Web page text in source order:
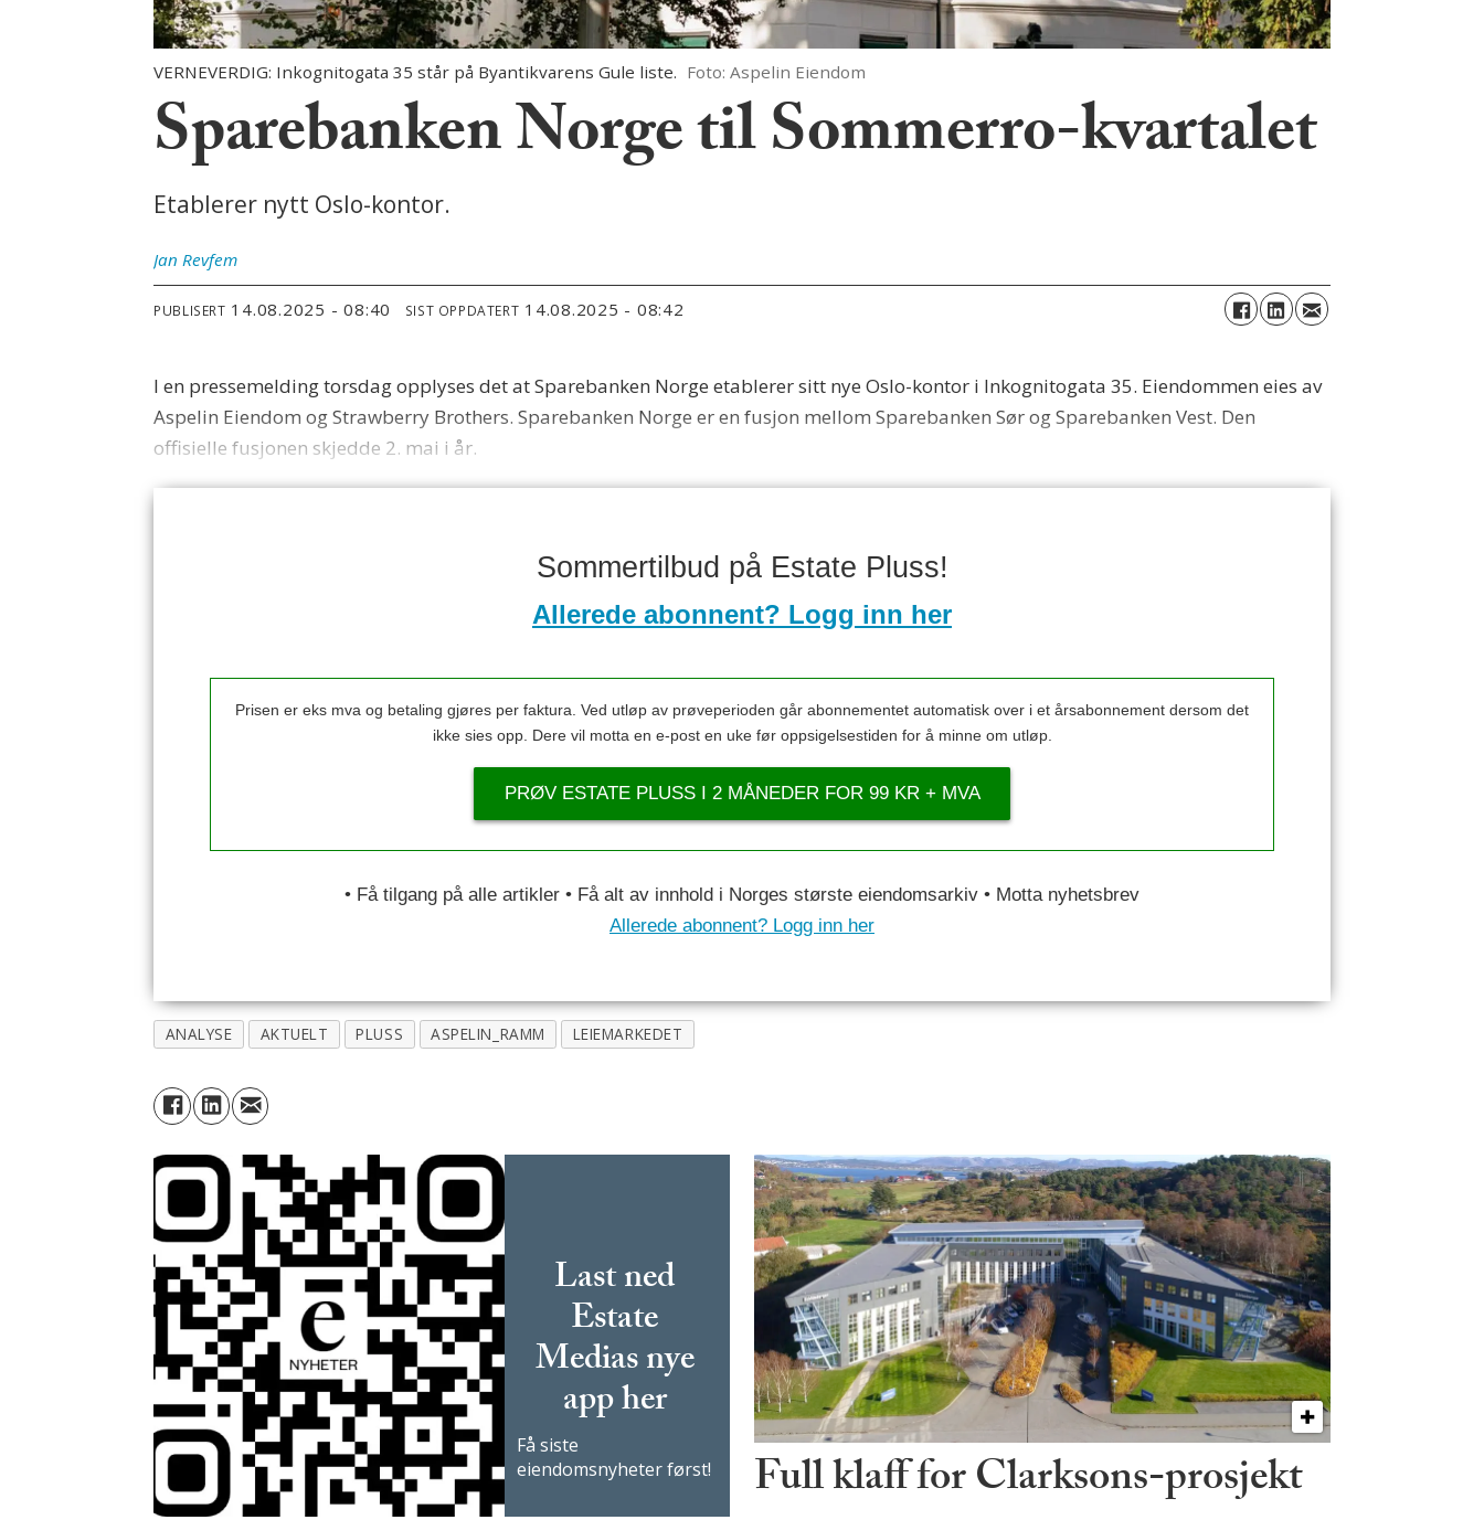
VERNEVERDIG: Inkognitogata 35 står på Byantikvarens Gule liste. Foto: Aspelin Eiendom
Sparebanken Norge til Sommerro-kvartalet
Etablerer nytt Oslo-kontor.
Jan Revfem
PUBLISERT 14.08.2025 - 08:40 SIST OPPDATERT 14.08.2025 - 08:42
I en pressemelding torsdag opplyses det at Sparebanken Norge etablerer sitt nye Oslo-kontor i Inkognitogata 35. Eiendommen eies av
Aspelin Eiendom og Strawberry Brothers. Sparebanken Norge er en fusjon mellom Sparebanken Sør og Sparebanken Vest. Den
offisielle fusjonen skjedde 2. mai i år.
Sommertilbud på Estate Pluss!
Allerede abonnent? Logg inn her
Prisen er eks mva og betaling gjøres per faktura. Ved utløp av prøveperioden går abonnementet automatisk over i et årsabonnement dersom det
ikke sies opp. Dere vil motta en e-post en uke før oppsigelsestiden for å minne om utløp.
PRØV ESTATE PLUSS I 2 MÅNEDER FOR 99 KR + MVA
• Få tilgang på alle artikler • Få alt av innhold i Norges største eiendomsarkiv • Motta nyhetsbrev
Allerede abonnent? Logg inn her
ANALYSE AKTUELT PLUSS ASPELIN_RAMM LEIEMARKEDET
Last ned
Estate
Medias nye
app her
Få siste
eiendomsnyheter først!
Full klaff for Clarksons-prosjekt